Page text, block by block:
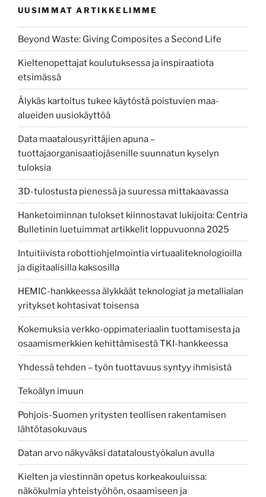
arviointi
edistää
vaikuttavuutta
ja
suuntaa
UUSIMMAT ARTIKKELIMME
Beyond Waste: Giving Composites a Second Life
Kieltenopettajat koulutuksessa ja inspiraatiota
etsimässä
Älykäs kartoitus tukee käytöstä poistuvien maa-
alueiden uusiokäyttöä
Data maatalousyrittäjien apuna –
tuottajaorganisaatiojäsenille suunnatun kyselyn
tuloksia
3D-tulostusta pienessä ja suuressa mittakaavassa
Hanketoiminnan tulokset kiinnostavat lukijoita: Centria
Bulletinin luetuimmat artikkelit loppuvuonna 2025
Intuitiivista robottiohjelmointia virtuaaliteknologioilla
ja digitaalisilla kaksosilla
HEMIC-hankkeessa älykkäät teknologiat ja metallialan
yritykset kohtasivat toisensa
Kokemuksia verkko-oppimateriaalin tuottamisesta ja
osaamismerkkien kehittämisestä TKI-hankkeessa
Yhdessä tehden – työn tuottavuus syntyy ihmisistä
Tekoälyn imuun
Pohjois-Suomen yritysten teollisen rakentamisen
lähtötasokuvaus
Datan arvo näkyväksi datataloustyökalun avulla
Kielten ja viestinnän opetus korkeakouluissa:
näkökulmia yhteistyöhön, osaamiseen ja